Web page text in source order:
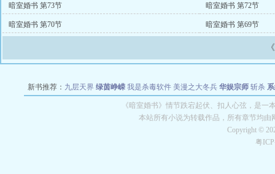
暗室婚书 第73节 暗室婚书 第72节
暗室婚书 第70节 暗室婚书 第69节
新书推荐： 九层天界 绿茵峥嵘 我是杀毒软件 美漫之大冬兵 华娱宗师 斩杀
教练万岁 都市全能巨星 绝对交易 全职武神 位面复
《暗室婚书》情节跌宕起伏、扣人心弦，是
本站所有小说为转载作品，所有章节均
Copyright ©
粤